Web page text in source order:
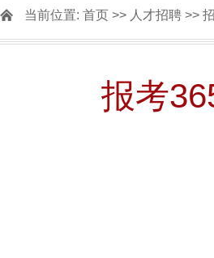
当前位置: 首页 >> 人才招聘 >>
报考​